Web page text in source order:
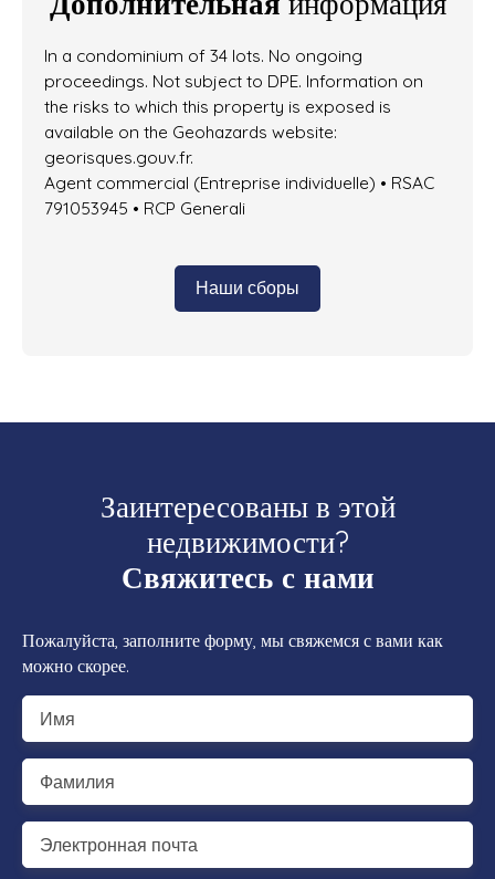
In a condominium of 34 lots. No ongoing
proceedings. Not subject to DPE. Information on
the risks to which this property is exposed is
available on the Geohazards website:
georisques.gouv.fr.
Agent commercial (Entreprise individuelle) • RSAC
791053945 • RCP Generali
Наши сборы
Заинтересованы в этой
недвижимости?
Свяжитесь с нами
Пожалуйста, заполните форму, мы свяжемся с вами как
можно скорее.
Имя
Фамилия
Электронная почта